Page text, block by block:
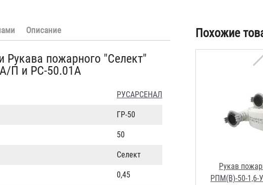
Описание
Рукава пожарного "Селект"
П и РС-50.01А
РУСАРСЕНАЛ
ГР-50
50
Селект
0,45
Похожие
РПМ(В)-50-1,6-
Рукав
РПМ(В)-40-1,6-